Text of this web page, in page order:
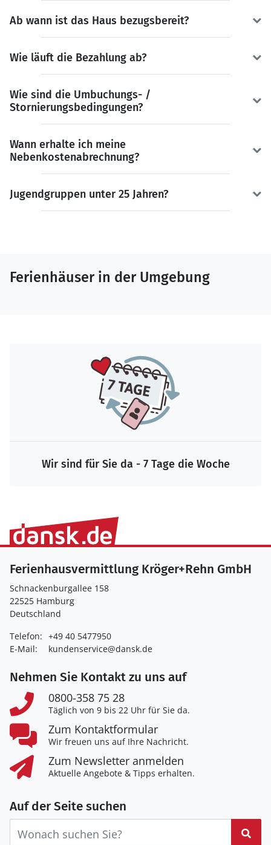
Ab wann ist das Haus bezugsbereit?
Wie läuft die Bezahlung ab?
Wie sind die Umbuchungs- /
Stornierungsbedingungen?
Wann erhalte ich meine
Nebenkostenabrechnung?
Jugendgruppen unter 25 Jahren?
Ferienhäuser in der Umgebung
Wir sind für Sie da - 7 Tage die Woche
Ferienhausvermittlung Kröger+Rehn GmbH
Schnackenburgallee 158
22525 Hamburg
Deutschland
Telefon: +49 40 5477950
E-Mail:
kundenservice@dansk.de
Nehmen Sie Kontakt zu uns auf
0800-358 75 28
Täglich von 9 bis 22 Uhr für Sie da.
Zum Kontaktformular
Wir freuen uns auf Ihre Nachricht.
Zum Newsletter anmelden
Aktuelle Angebote & Tipps erhalten.
Auf der Seite suchen